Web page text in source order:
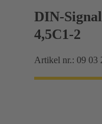
DIN-
4,5C1-2
Artikel nr.: 09 03